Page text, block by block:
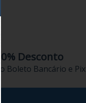
10% Desconto
no Boleto Bancário e Pix